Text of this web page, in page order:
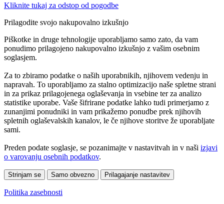
Kliknite tukaj za odstop od pogodbe
Prilagodite svojo nakupovalno izkušnjo
Piškotke in druge tehnologije uporabljamo samo zato, da vam
ponudimo prilagojeno nakupovalno izkušnjo z vašim osebnim
soglasjem.
Za to zbiramo podatke o naših uporabnikih, njihovem vedenju in
napravah. To uporabljamo za stalno optimizacijo naše spletne strani
in za prikaz prilagojenega oglaševanja in vsebine ter za analizo
statistike uporabe. Vaše šifrirane podatke lahko tudi primerjamo z
zunanjimi ponudniki in vam prikažemo ponudbe prek njihovih
spletnih oglaševalskih kanalov, le če njihove storitve že uporabljate
sami.
Preden podate soglasje, se pozanimajte v nastavitvah in v naši izjavi
o varovanju osebnih podatkov.
Strinjam se Samo obvezno Prilagajanje nastavitev
Politika zasebnosti